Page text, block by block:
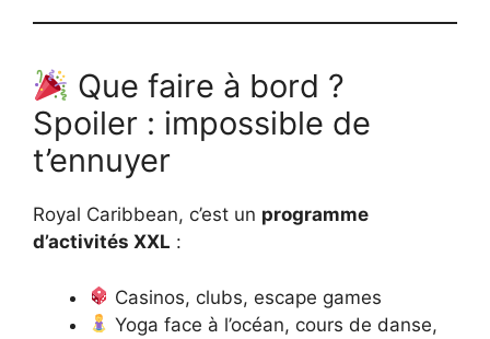
Que faire à bord ?
Spoiler : impossible de
t’ennuyer
Royal Caribbean, c’est un programme
d’activités XXL :
Casinos, clubs, escape games
Yoga face à l’océan, cours de danse,